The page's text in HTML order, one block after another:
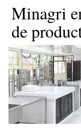
Minagri
de